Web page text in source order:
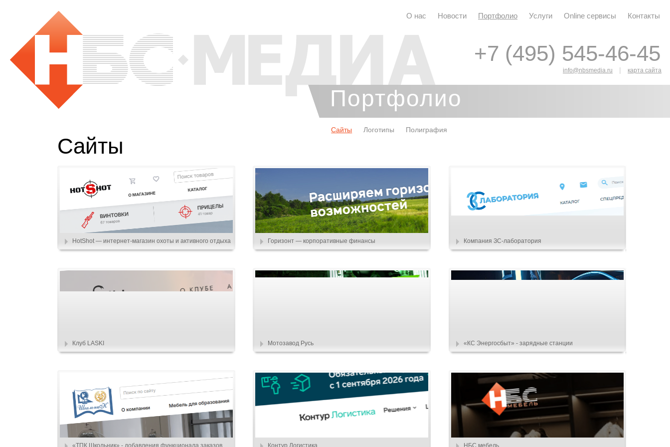
О нас Новости Портфолио Услуги Online сервисы Контакты
+7 (495) 545-46-45
+7 (495) 545-46-45
info@nbsmedia.ru | карта сайта
Портфолио
Сайты Логотипы Полиграфия
Сайты
HotShot — интернет-магазин охоты и активного отдыха Горизонт — корпоративные финансы Компания ЗС-лаборатория
Клуб LASKI Мотозавод Русь «КС Энергосбыт» - зарядные станции
«ТПК Школьник» - добавления функционала заказов Контур.Логистика НБС мебель